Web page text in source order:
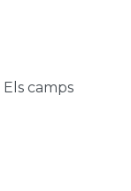
Els camps